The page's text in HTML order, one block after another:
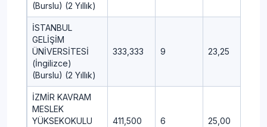
(Burslu) (2 Yıllık)
İSTANBUL
GELİŞİM
ÜNİVERSİTESİ
(İngilizce)
(Burslu) (2 Yıllık)
333,333 9 23,25
İZMİR KAVRAM
MESLEK
YÜKSEKOKULU
411,500 6 25,00